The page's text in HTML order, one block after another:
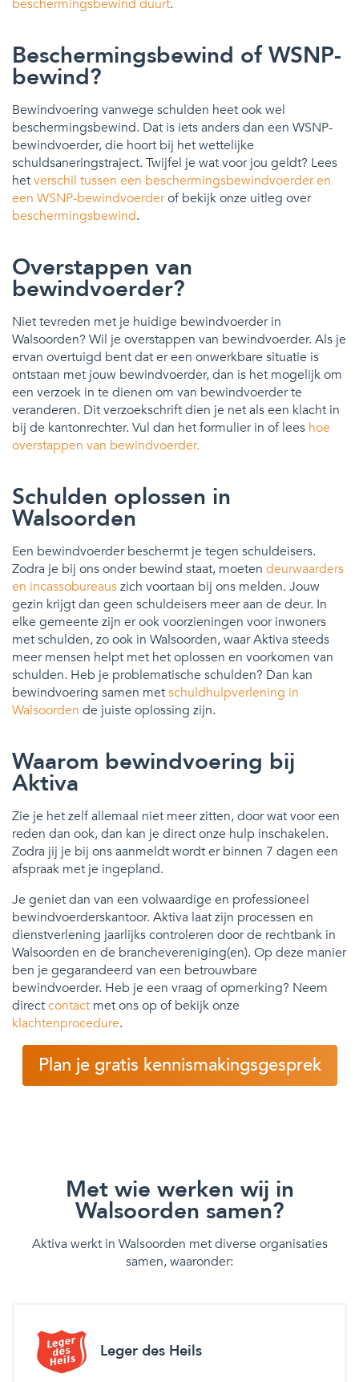
beschermingsbewind duurt.
Beschermingsbewind of WSNP-
bewind?
Bewindvoering vanwege schulden heet ook wel
beschermingsbewind. Dat is iets anders dan een WSNP-
bewindvoerder, die hoort bij het wettelijke
schuldsaneringstraject. Twijfel je wat voor jou geldt? Lees
hetverschil tussen een beschermingsbewindvoerder en
een WSNP-bewindvoerderof bekijk onze uitleg over
beschermingsbewind.
Overstappen van
bewindvoerder?
Niet tevreden met je huidige bewindvoerder in
Walsoorden? Wil je overstappen van bewindvoerder. Als je
ervan overtuigd bent dat er een onwerkbare situatie is
ontstaan met jouw bewindvoerder, dan is het mogelijk om
een verzoek in te dienen om van bewindvoerder te
veranderen. Dit verzoekschrift dien je net als een klacht in
bij de kantonrechter. Vul dan het formulier in of lees hoe
overstappen van bewindvoerder.
Schulden oplossen in
Walsoorden
Een bewindvoerder beschermt je tegen schuldeisers.
Zodra je bij ons onder bewind staat, moeten deurwaarders
en incassobureauszich voortaan bij ons melden. Jouw
gezin krijgt dan geen schuldeisers meer aan de deur. In
elke gemeente zijn er ook voorzieningen voor inwoners
met schulden, zo ook in Walsoorden, waar Aktiva steeds
meer mensen helpt met het oplossen en voorkomen van
schulden. Heb je problematische schulden? Dan kan
bewindvoering samen metschuldhulpverlening in
Walsoorden de juiste oplossing zijn.
Waarom bewindvoering bij
Aktiva
Zie je het zelf allemaal niet meer zitten, door wat voor een
reden dan ook, dan kan je direct onze hulp inschakelen.
Zodra jij je bij ons aanmeldt wordt er binnen 7 dagen een
afspraak met je ingepland.
Je geniet dan van een volwaardige en professioneel
bewindvoerderskantoor. Aktiva laat zijn processen en
dienstverlening jaarlijks controleren door de rechtbank in
Walsoorden en de branchevereniging(en). Op deze manier
ben je gegarandeerd van een betrouwbare
bewindvoerder. Heb je een vraag of opmerking? Neem
directcontact met ons op of bekijk onze
klachtenprocedure.
Plan je gratis kennismakingsgesprek
Met wie werken wij in
Walsoorden samen?
Aktiva werkt in Walsoorden met diverse organisaties
samen, waaronder:
Leger des Heils